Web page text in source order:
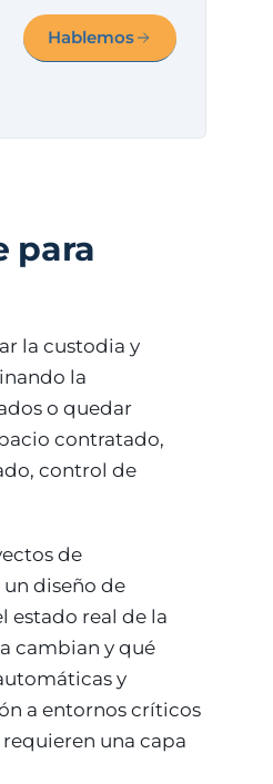
Hablemos
para
la custodia y
la
o quedar
contratado,
control de
de
diseño de
estado real de la
cambian y qué
y
a entornos críticos
una capa